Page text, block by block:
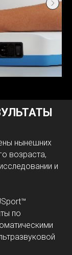
нынешних
возраста,
и
по